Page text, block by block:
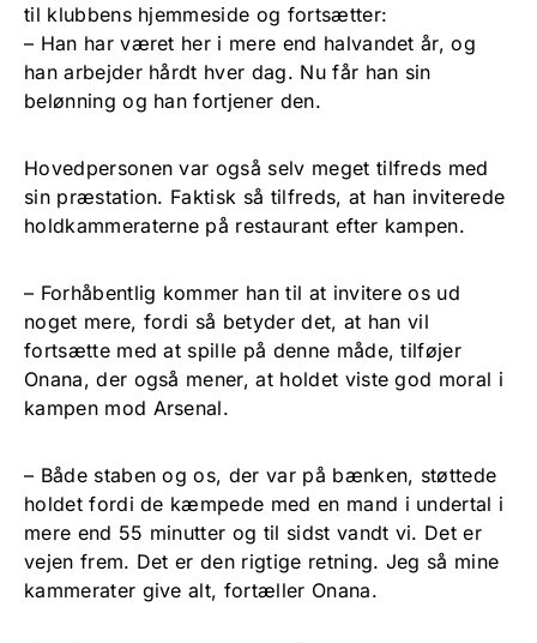
til klubbens hjemmeside og fortsætter:
– Han har været her i mere end halvandet år, og
han arbejder hårdt hver dag. Nu får han sin
belønning og han fortjener den.
Hovedpersonen var også selv meget tilfreds med
sin præstation. Faktisk så tilfreds, at han inviterede
holdkammeraterne på restaurant efter kampen.
– Forhåbentlig kommer han til at invitere os ud
noget mere, fordi så betyder det, at han vil
fortsætte med at spille på denne måde, tilføjer
Onana, der også mener, at holdet viste god moral i
kampen mod Arsenal.
– Både staben og os, der var på bænken, støttede
holdet fordi de kæmpede med en mand i undertal i
mere end 55 minutter og til sidst vandt vi. Det er
vejen frem. Det er den rigtige retning. Jeg så mine
kammerater give alt, fortæller Onana.